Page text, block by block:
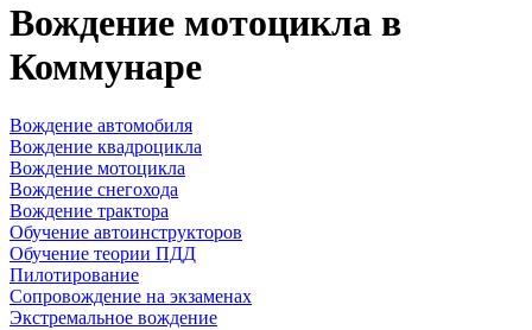
Вождение мотоцикла в
Коммунаре
Вождение автомобиля
Вождение квадроцикла
Вождение мотоцикла
Вождение снегохода
Вождение трактора
Обучение автоинструкторов
Обучение теории ПДД
Пилотирование
Сопровождение на экзаменах
Экстремальное вождение